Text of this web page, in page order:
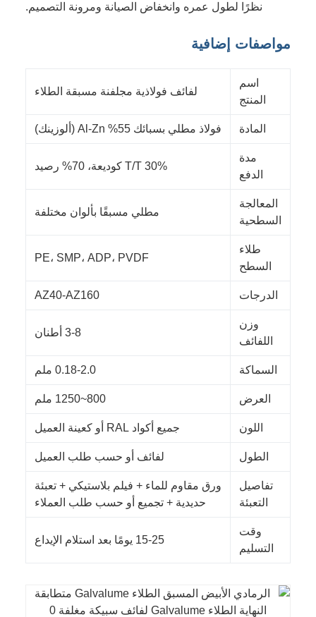
نظرًا لطول عمره وانخفاض الصيانة ومرونة التصميم.
مواصفات إضافية
المنتج
لفائف فولاذية مجلفنة مسبقة الطلاء
المادة فولاذ مطلي بسبائك 55% Al-Zn (ألوزينك)
المعالجة
السطحية
مطلي مسبقًا بألوان مختلفة
السطح
PE، SMP، ADP، PVDF
الدرجات AZ40-AZ160
اللفائف
السماكة 0.18-2.0 ملم
العرض
جميع أكواد RAL أو كعينة العميل
الطول لفائف أو حسب طلب العميل
تفاصيل
التعبئة
ورق مقاوم للماء + فيلم بلاستيكي + تعبئة
حديدية + تجميع أو حسب طلب العملاء
التسليم
15-25 يومًا بعد استلام الإيداع